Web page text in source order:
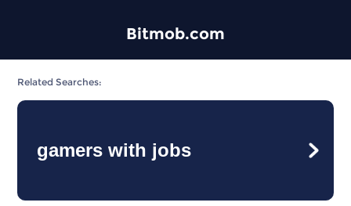
Bitmob.com
Related Searches:
gamers with jobs